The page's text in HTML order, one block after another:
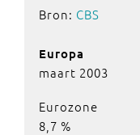
Bron: CBS
Europa
maart 2003
Eurozone
8,7 %